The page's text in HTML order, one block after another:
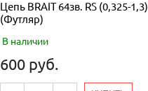
Цепь BRAIT 64зв. RS (0,325-1,3)
(Футляр)
В наличии
600 руб.